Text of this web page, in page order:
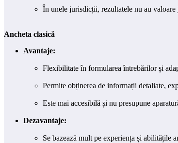
În unele jurisdicții, rezultatele nu au
Ancheta clasică
Avantaje:
Flexibilitate în formularea întrebărilor și
Permite obținerea de informații detaliate,
Este mai accesibilă și nu presupune
Dezavantaje:
Se bazează mult pe experiența și abilitățile